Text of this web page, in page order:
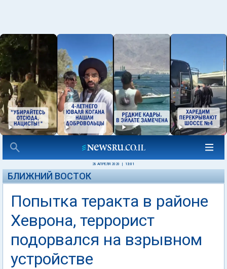
28 АПРЕЛЯ 2020 13:01
БЛИЖНИЙ ВОСТОК
Попытка теракта в районе
Хеврона, террорист
подорвался на взрывном
устройстве